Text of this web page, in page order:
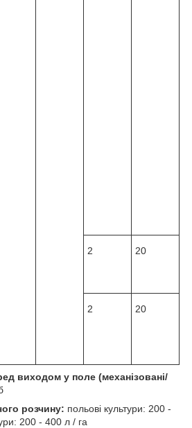
2 20
2 20
виходом у поле (механізовані/
розчину: польові культури: 200 -
200 - 400 л / га